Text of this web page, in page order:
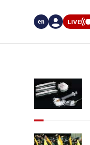
LIVE
en